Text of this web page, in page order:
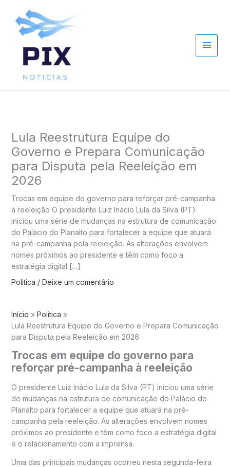
conteúdo
Lula Reestrutura Equipe do
Governo e Prepara Comunicação
para Disputa pela Reeleição em
2026
Trocas em equipe do governo para reforçar pré-campanha
à reeleição O presidente Luiz Inácio Lula da Silva (PT)
iniciou uma série de mudanças na estrutura de comunicação
do Palácio do Planalto para fortalecer a equipe que atuará
na pré-campanha pela reeleição. As alterações envolvem
nomes próximos ao presidente e têm como foco a
estratégia digital […]
Politica / Deixe um comentário
Início
Politica
Lula Reestrutura Equipe do Governo e Prepara Comunicação
para Disputa pela Reeleição em 2026
Trocas em equipe do governo para
reforçar pré-campanha à reeleição
O presidente Luiz Inácio Lula da Silva (PT) iniciou uma série
de mudanças na estrutura de comunicação do Palácio do
Planalto para fortalecer a equipe que atuará na pré-
campanha pela reeleição. As alterações envolvem nomes
próximos ao presidente e têm como foco a estratégia digital
e o relacionamento com a imprensa.
Uma das principais mudanças ocorreu nesta segunda-feira